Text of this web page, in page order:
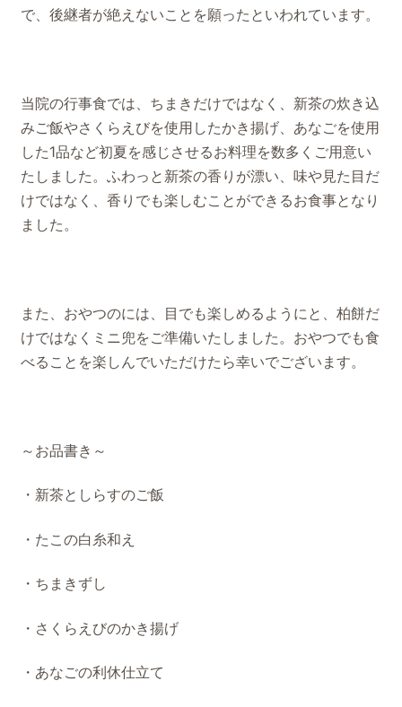
で、後継者が絶えないことを願ったといわれています。
当院の行事食では、ちまきだけではなく、新茶の炊き込
みご飯やさくらえびを使用したかき揚げ、あなごを使用
した1品など初夏を感じさせるお料理を数多くご用意い
たしました。ふわっと新茶の香りが漂い、味や見た目だ
けではなく、香りでも楽しむことができるお食事となり
ました。
また、おやつのには、目でも楽しめるようにと、柏餅だ
けではなくミニ兜をご準備いたしました。おやつでも食
べることを楽しんでいただけたら幸いでございます。
～お品書き～
・新茶としらすのご飯
・たこの白糸和え
・ちまきずし
・さくらえびのかき揚げ
・あなごの利休仕立て